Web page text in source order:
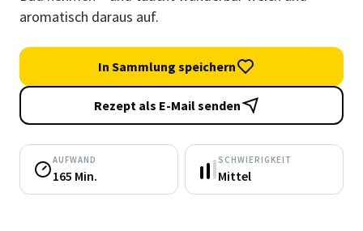
aromatisch daraus auf.
In Sammlung speichern
Rezept als E-Mail senden
AUFWAND
165 Min.
SCHWIERIGKEIT
Mittel